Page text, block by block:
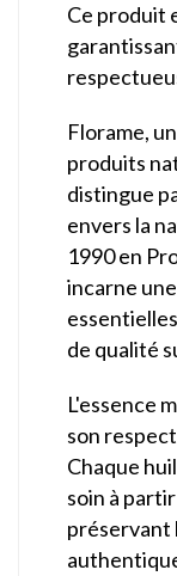
Ce produit
Florame,
produits
distingue
envers la
1990 en
incarne
de qualité
L'essence
son
Chaque
soin à
préservant